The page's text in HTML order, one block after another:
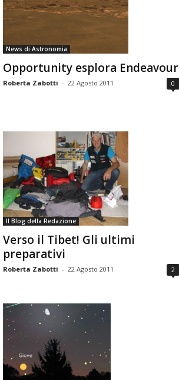
News di Astronomia
Opportunity esplora Endeavour
Roberta Zabotti - 22 Agosto 2011 0
Il Blog della Redazione
Verso il Tibet! Gli ultimi
preparativi
Roberta Zabotti - 22 Agosto 2011 2